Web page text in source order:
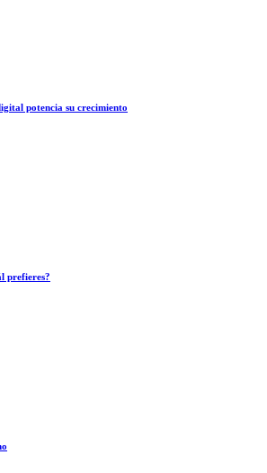
potencia su crecimiento
prefieres?